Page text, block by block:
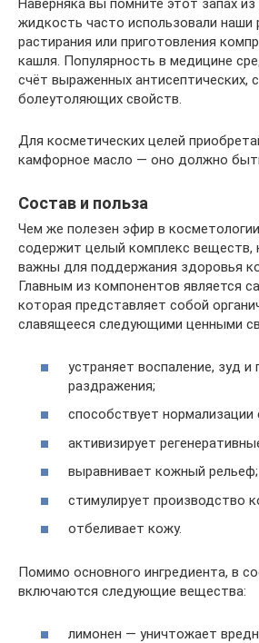
Наверняка вы помните этот запах
жидкость часто использовали наши
растирания или приготовления
кашля. Популярность в медицине
счёт выраженных антисептических,
болеутоляющих свойств.
Для косметических целей
камфорное масло — оно должно
Состав и польза
Чем же полезен эфир в
содержит целый комплекс веществ,
важны для поддержания здоровья
Главным из компонентов является
которая представляет собой
славящееся следующими ценными
устраняет воспаление, зуд и
раздражения;
способствует нормализации
активизирует
выравнивает кожный рельеф;
стимулирует производство
отбеливает кожу.
Помимо основного ингредиента, в
включаются следующие вещества:
лимонен — уничтожает